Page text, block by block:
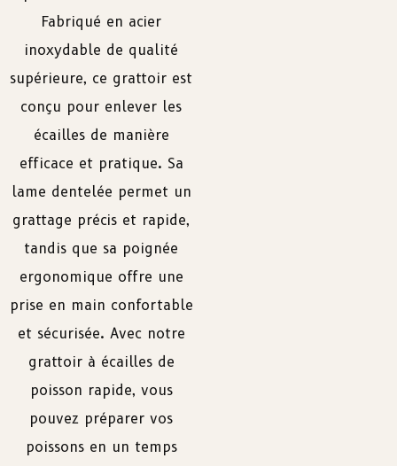
Fabriqué en acier
inoxydable de qualité
supérieure, ce grattoir est
conçu pour enlever les
écailles de manière
efficace et pratique. Sa
lame dentelée permet un
grattage précis et rapide,
tandis que sa poignée
ergonomique offre une
prise en main confortable
et sécurisée. Avec notre
grattoir à écailles de
poisson rapide, vous
pouvez préparer vos
poissons en un temps